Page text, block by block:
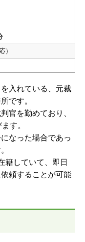
）
入れている、元裁
です。
官を勤めており、
す。
なった場合であっ
籍していて、即日
頼することが可能